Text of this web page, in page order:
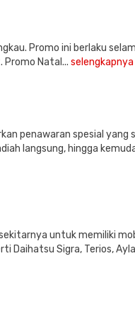
Promo ini berlaku
Natal... selengkapnya
penawaran spesial yang
langsung, hingga
untuk memiliki
Daihatsu Sigra, Terios,